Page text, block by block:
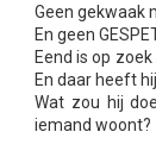
Geen gekwaak
En geen
Eend is op zoek
En daar heeft
Wat zou hij
iemand woont?